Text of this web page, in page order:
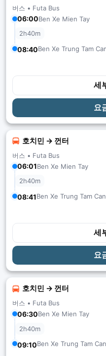
버스 • Futa Bus
06:00Ben Xe Mien Tay
2h40m
08:40Ben Xe Trung Tam
세
요
호치민 → 껀터
버스 • Futa Bus
06:01Ben Xe Mien Tay
2h40m
08:41Ben Xe Trung Tam
세
요
호치민 → 껀터
버스 • Futa Bus
06:30Ben Xe Mien Tay
2h40m
09:10Ben Xe Trung Tam